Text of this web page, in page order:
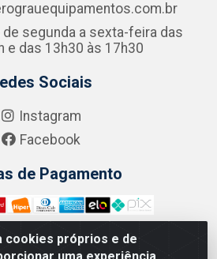
cookies próprios e de
segunda a sexta-feira das
e das 13h30 às 17h30
Sociais
Instagram
Facebook
de Pagamento